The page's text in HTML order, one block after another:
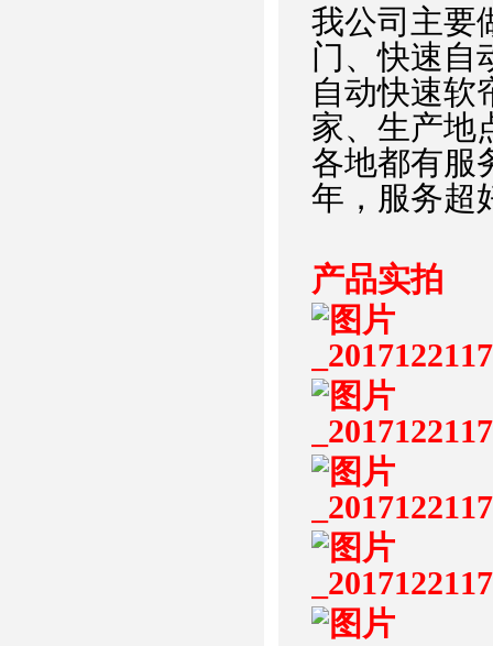
我公司主要
门、快速自
自动快速软
家、生产地
各地都有服
年，服务超
产品实拍